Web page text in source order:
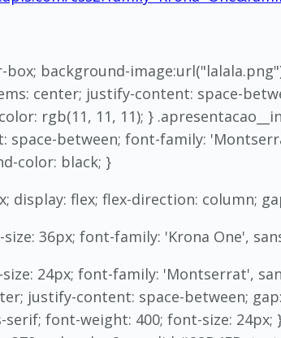
background-
center; justify-content: space-
rgb(11, 11, 11); }
between; font-family:
color: black; }
display: flex; flex-direction: column;
36px; font-family: 'Krona One',
24px; font-family: 'Montserrat',
justify-content: space-between;
font-weight: 400; font-size: 24px;